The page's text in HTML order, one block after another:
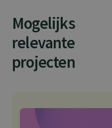
Mogelijks
relevante
projecten